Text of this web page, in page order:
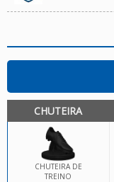
CHUTEIRA
CHUTEIRA DE
TREINO